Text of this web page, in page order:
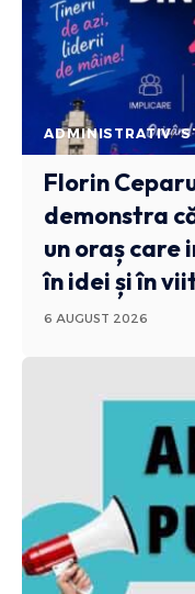
ADMINISTRATIV
Florin
demonstra
un oraș care
în idei și în
6 AUGUST 2026